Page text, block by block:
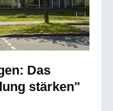
Das
stärken"